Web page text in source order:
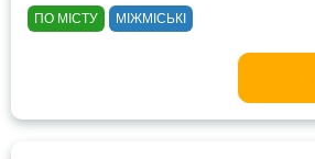
ПО МІСТУ МІЖМІСЬКІ